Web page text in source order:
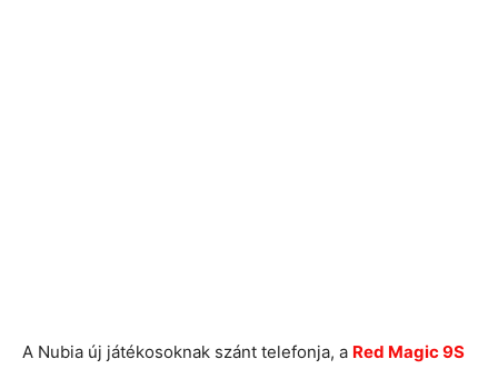
A Nubia új játékosoknak szánt telefonja, a Red Magic 9S